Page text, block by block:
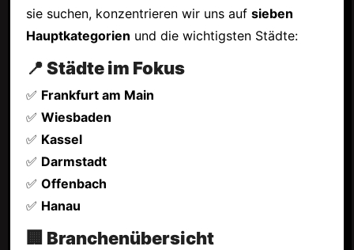
sie suchen, konzentrieren wir uns auf sieben
Hauptkategorien und die wichtigsten Städte:
📍 Städte im Fokus
✅ Frankfurt am Main
✅ Wiesbaden
✅ Kassel
✅ Darmstadt
✅ Offenbach
✅ Hanau
🏢 Branchenübersicht